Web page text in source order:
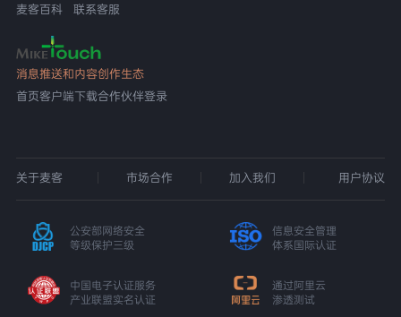
麦客百科
联系客服
消息推送和内容创作生态
首页客户端下载合作伙伴登录
关于麦客 市场合作 加入我们 用户协议
公安部网络安全
等级保护三级
信息安全管理
体系国际认证
中国电子认证服务
产业联盟实名认证
通过阿里云
渗透测试